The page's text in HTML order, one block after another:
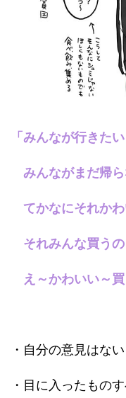
「みんなが行きた
みんながまだ帰ら
てかなにそれかわ
それみんな買うの
え～かわいい～買
・自分の意見はない
・目に入ったもの